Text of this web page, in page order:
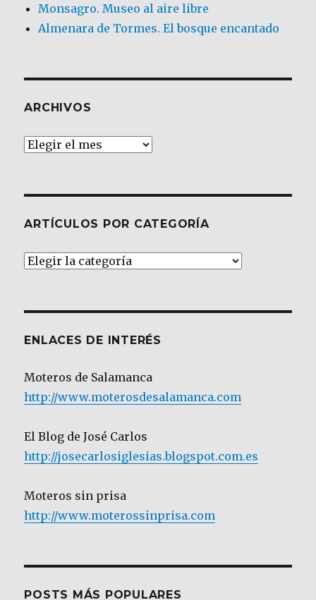
Monsagro. Museo al aire libre
Almenara de Tormes. El bosque encantado
ARCHIVOS
Archivos
ARTÍCULOS POR CATEGORÍA
Artículos
ENLACES DE INTERÉS
Moteros de Salamanca
http://www.moterosdesalamanca.com
El Blog de José Carlos
http://josecarlosiglesias.blogspot.com.es
Moteros sin prisa
http://www.moterossinprisa.com
POSTS MÁS POPULARES